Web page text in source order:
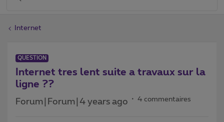
Internet
QUESTION
Internet tres lent suite a travaux sur la
ligne ??
Forum|Forum|4 years ago 4 commentaires